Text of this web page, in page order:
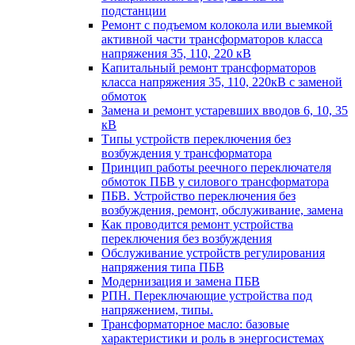
подстанции
Ремонт с подъемом колокола или выемкой
активной части трансформаторов класса
напряжения 35, 110, 220 кВ
Капитальный ремонт трансформаторов
класса напряжения 35, 110, 220кВ с заменой
обмоток
Замена и ремонт устаревших вводов 6, 10, 35
кВ
Типы устройств переключения без
возбуждения у трансформатора
Принцип работы реечного переключателя
обмоток ПБВ у силового трансформатора
ПБВ. Устройство переключения без
возбуждения, ремонт, обслуживание, замена
Как проводится ремонт устройства
переключения без возбуждения
Обслуживание устройств регулирования
напряжения типа ПБВ
Модернизация и замена ПБВ
РПН. Переключающие устройства под
напряжением, типы.
Трансформаторное масло: базовые
характеристики и роль в энергосистемах